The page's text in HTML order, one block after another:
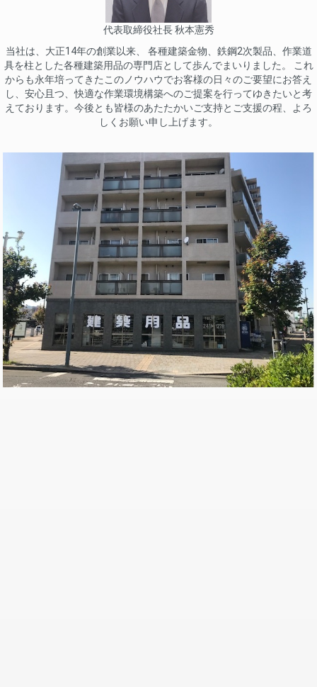
代表取締役社長 秋本憲秀
当社は、大正14年の創業以来、 各種建築金物、鉄鋼2次製品、作業道
具を柱とした各種建築用品の専門店として歩んでまいりました。 これ
からも永年培ってきたこのノウハウでお客様の日々のご要望にお答え
し、安心且つ、快適な作業環境構築へのご提案を行ってゆきたいと考
えております。今後とも皆様のあたたかいご支持とご支援の程、よろ
しくお願い申し上げます。